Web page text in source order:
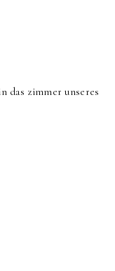
das zimmer unseres